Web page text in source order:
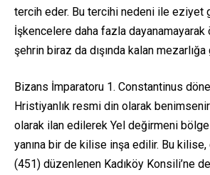
tercih eder. Bu tercihi nedeni ile eziyet
İşkencelere daha fazla dayanamayarak
şehrin biraz da dışında kalan
Bizans İmparatoru 1. Constantinus
Hristiyanlık resmi din olarak
olarak ilan edilerek Yel değirmeni
yanına bir de kilise inşa edilir. Bu
(451) düzenlenen Kadıköy Konsili’ne